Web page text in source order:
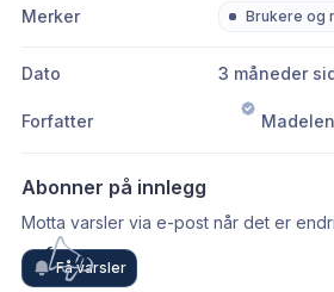
Merker Brukere og
Dato 3 måneder
Forfatter
Abonner på innlegg
Motta varsler via e-post når det er
Få varsler